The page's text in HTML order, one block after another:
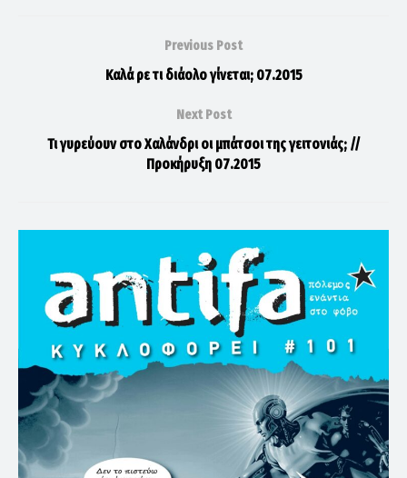
Previous Post
Καλά ρε τι διάολο γίνεται; 07.2015
Next Post
Τι γυρεύουν στο Χαλάνδρι οι μπάτσοι της γειτονιάς; //
Προκήρυξη 07.2015